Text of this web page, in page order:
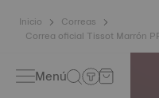
Inicio
Correas
Correa oficial Tissot Marrón
Menú